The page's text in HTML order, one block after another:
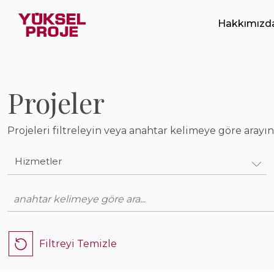
Biz Kimiz
Sektör
Konum
Projeleri Göster
Projeler
Projeleri filtreleyin veya anahtar kelimeye göre arayın
Hizmetler
Filtreyi Temizle